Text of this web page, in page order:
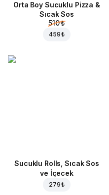
Orta Boy Sucuklu Pizza &
Sıcak Sos
510 ₺
459 ₺
Sucuklu Rolls, Sıcak Sos
ve İçecek
279 ₺